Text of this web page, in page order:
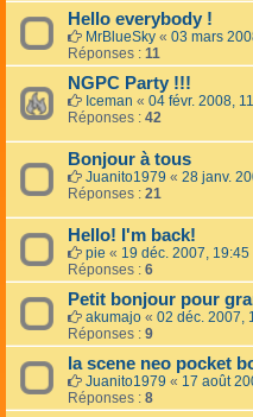
Hello everybody !
MrBlueSky « 03 mars
Réponses : 11
NGPC Party !!!
Iceman « 04 févr. 2008,
Réponses : 42
Bonjour à tous
Juanito1979 « 28 janv.
Réponses : 21
Hello! I'm back!
pie « 19 déc. 2007, 19:45
Réponses : 6
Petit bonjour pour
akumajo « 02 déc. 2007,
Réponses : 9
la scene neo pocket
Juanito1979 « 17 août
Réponses : 8